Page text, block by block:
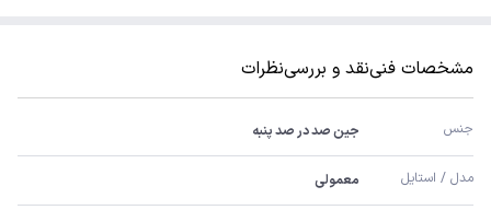
مشخصات فنینقد و بررسینظرات
جنس جین صد در صد پنبه
مدل / استایل معمولی